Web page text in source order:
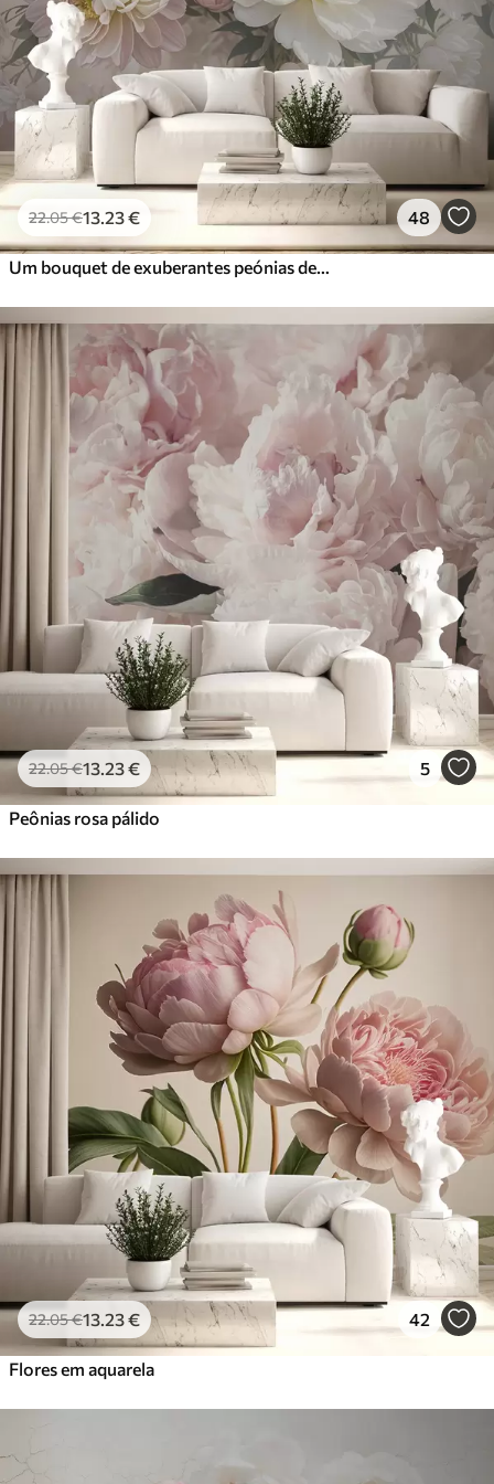
56.6734 .00€/m²
Vinil Premium
65.0039.00€/m²
Peel and Stick
.00€/m²
22.05€13 .23€ 48
22.05€13 .23€ 5
Peônias rosa pálido
22.05€13 .23€ 42
Flores em aquarela